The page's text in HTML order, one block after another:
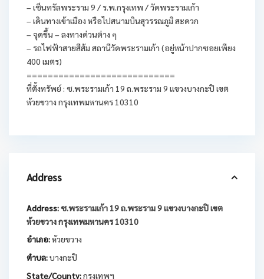
– เซ็นทรัลพระราม 9 / ร.พ.กรุงเทพ / วัดพระรามเก้า
– เดินทางเข้าเมือง หรือไปสนามบินสุวรรณภูมิ สะดวก
– จุดขึ้น – ลงทางด่วนต่าง ๆ
– รถไฟฟ้าสายสีส้ม สถานีวัดพระรามเก้า (อยู่หน้าปากซอยเพียง
400 เมตร)
============================
ที่ตั้งทรัพย์ : ซ.พระรามเก้า 19 ถ.พระราม 9 แขวงบางกะปิ เขต
ห้วยขวาง กรุงเทพมหานคร 10310
Address
Address:ซ.พระรามเก้า 19 ถ.พระราม 9 แขวงบางกะปิ เขต
ห้วยขวาง กรุงเทพมหานคร 10310
อำเภอ:ห้วยขวาง
ตำบล:บางกะปิ
State/County:กรุงเทพฯ